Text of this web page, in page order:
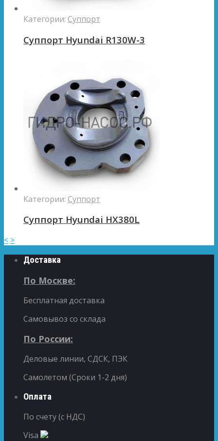
Категории: Суппорт
Суппорт Hyundai R130W-3
Категории: Суппорт
Суппорт Hyundai HX380L
< >
Доставка
По Москве:
Бесплатная доставка
Самовывоз со склада
По России:
Деловые линии, СДСК, ПЭК
Самолетом (Сроки 1-2 дня)
Оплата
По счету (с НДС)
Visa